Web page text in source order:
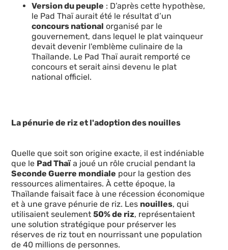
Version du peuple : D’après cette hypothèse,
le Pad Thaï aurait été le résultat d’un
concours national organisé par le
gouvernement, dans lequel le plat vainqueur
devait devenir l'emblème culinaire de la
Thaïlande. Le Pad Thaï aurait remporté ce
concours et serait ainsi devenu le plat
national officiel.
La pénurie de riz et l'adoption des nouilles
Quelle que soit son origine exacte, il est indéniable
que le Pad Thaï a joué un rôle crucial pendant la
Seconde Guerre mondiale pour la gestion des
ressources alimentaires. À cette époque, la
Thaïlande faisait face à une récession économique
et à une grave pénurie de riz. Les nouilles, qui
utilisaient seulement50% de riz, représentaient
une solution stratégique pour préserver les
réserves de riz tout en nourrissant une population
de 40 millions de personnes.